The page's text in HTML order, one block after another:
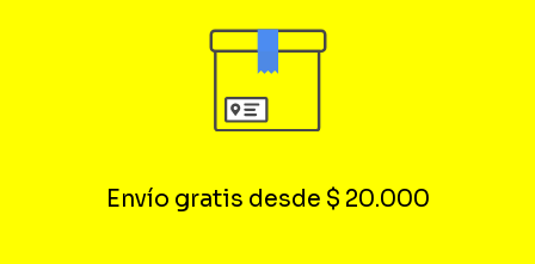
Envío gratis desde $ 20.000